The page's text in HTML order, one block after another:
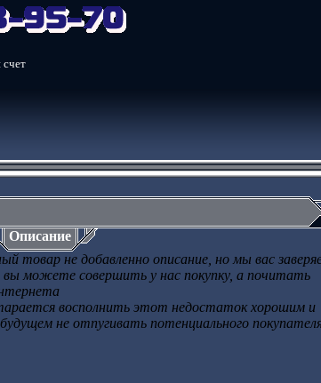
счет
Описание
товар не добавленно описание, но мы вас
можете совершить у нас покупку, а почитать
восполнить этот недостаток хорошим и
не отпугивать потенциального